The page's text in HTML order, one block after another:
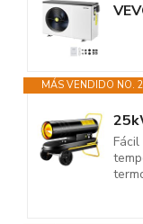
MÁS VENDIDO NO. 2